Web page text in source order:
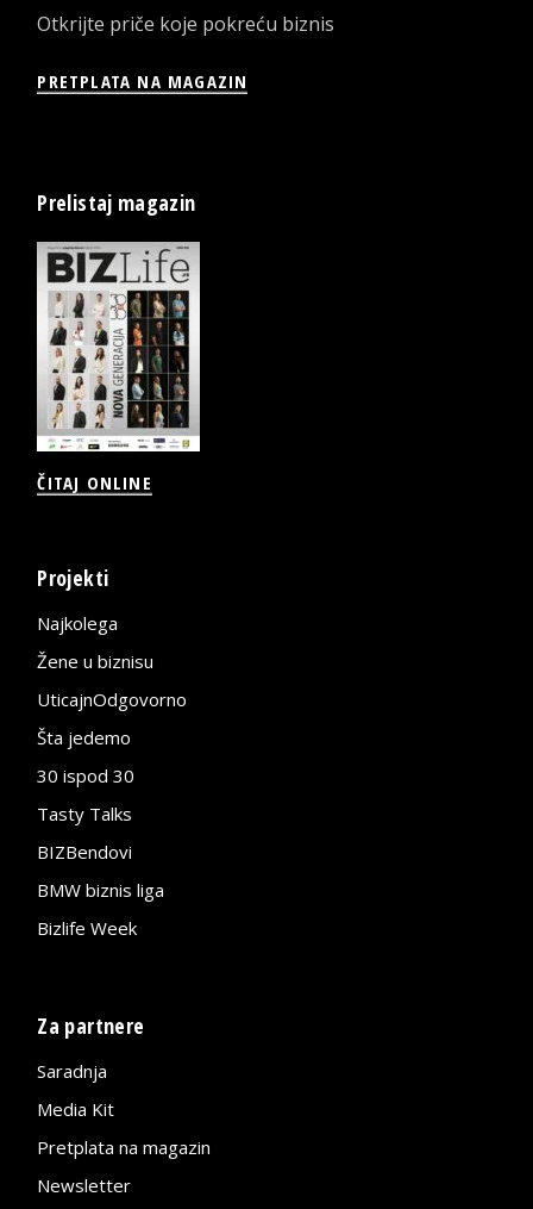
Otkrijte priče koje pokreću biznis
PRETPLATA NA MAGAZIN
Prelistaj magazin
ČITAJ ONLINE
Projekti
Najkolega
Žene u biznisu
UticajnOdgovorno
Šta jedemo
30 ispod 30
Tasty Talks
BIZBendovi
BMW biznis liga
Bizlife Week
Za partnere
Saradnja
Media Kit
Pretplata na magazin
Newsletter